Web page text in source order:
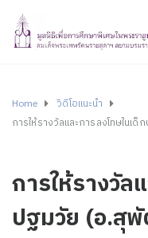
Home
วิดีโอแนะนำ
การให้รางวัลและการลงโทษใน
การให้รางวัล
ปฐมวัย (อ.สุ